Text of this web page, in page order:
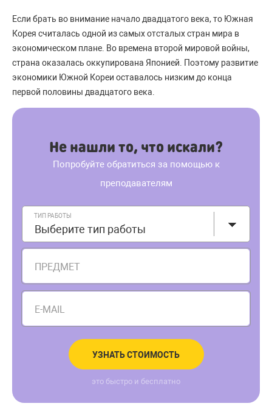
Если брать во внимание начало двадцатого века, то Южная
Корея считалась одной из самых отсталых стран мира в
экономическом плане. Во времена второй мировой войны,
страна оказалась оккупирована Японией. Поэтому развитие
экономики Южной Кореи оставалось низким до конца
первой половины двадцатого века.
Не нашли то, что искали?
Попробуйте обратиться за помощью к
преподавателям
ТИП РАБОТЫ
Выберите тип работы
ПРЕДМЕТ
E-MAIL
УЗНАТЬ СТОИМОСТЬ
это быстро и бесплатно